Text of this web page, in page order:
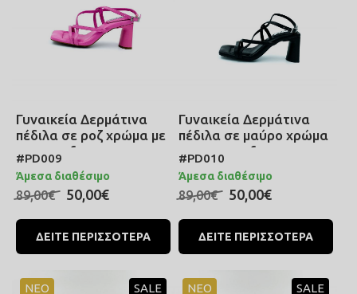
Γυναικεία Δερμάτινα
πέδιλα σε ροζ χρώμα με
memory foam
ανατομικά και
ρυθμιζόμενο λουράκι
που δένει στον
#PD009
Άμεσα διαθέσιμο
89,00€ 50,00€
ΔΕΙΤΕ ΠΕΡΙΣΣΟΤΕΡΑ
Γυναικεία Δερμάτινα
πέδιλα σε μαύρο χρώμα
με memory foam
ανατομικά και
ρυθμιζόμενο λουράκι
που δένει στον
#PD010
Άμεσα διαθέσιμο
89,00€ 50,00€
ΔΕΙΤΕ ΠΕΡΙΣΣΟΤΕΡΑ
ΝΕΟ SALE ΝΕΟ SALE